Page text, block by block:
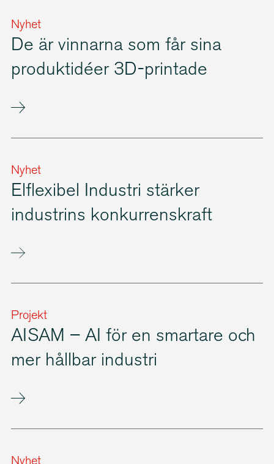
Nyhet
De är vinnarna som får sina
produktidéer 3D-printade
Nyhet
Elflexibel Industri stärker
industrins konkur­rens­kraft
Projekt
AISAM – AI för en smartare och
mer hållbar industri